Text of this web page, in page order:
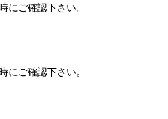
にご確認下さい。
にご確認下さい。